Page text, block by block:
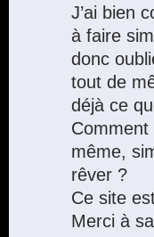
J’ai bien
à faire
donc
tout de
déjà ce
même,
rêver ?
Ce site
Merci à